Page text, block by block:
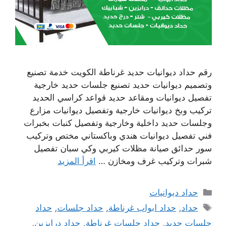
رقم حداد ديوانيات حديد غرناطة الكويت خدمة تصنيع
وتصميم ديوانيات حديد تصنيع جلسات حديد خارجية
تفصيل ديوانيات ومقاعد حديد قواعد كراسي الحديد
تركيب وبخ ديوانيات خارجية وتفصيل ديوانيات مزارع
وجلسات حديد داخلية وخارجية وتفصيل كنبات بخبرات
فني تفصيل ديوانيات هندي وباكستاني مختص وتركيب
سور حدائق صيانة مظلات كيربي وكي سبان تفصيل
شبرات وتركيب غرف ومخازن … اقرأ المزيد
التصنيفات
حداد ديوانيات
الوسوم
حداد, حداد ابواب غرناطة, حداد جلسات, حداد
جلسات حديد, حداد جلسات غرناطة, حداد درابزين,